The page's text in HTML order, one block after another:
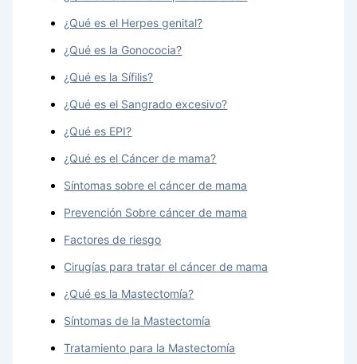
¿Qué es el Herpes genital?
¿Qué es la Gonococia?
¿Qué es la Sífilis?
¿Qué es el Sangrado excesivo?
¿Qué es EPI?
¿Qué es el Cáncer de mama?
Síntomas sobre el cáncer de mama
Prevención Sobre cáncer de mama
Factores de riesgo
Cirugías para tratar el cáncer de mama
¿Qué es la Mastectomía?
Síntomas de la Mastectomía
Tratamiento para la Mastectomía